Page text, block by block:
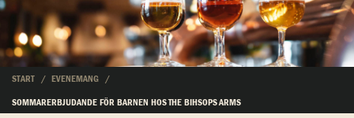
START EVENEMANG
SOMMARERBJUDANDE FÖR BARNEN HOS THE BIHSOPS ARMS